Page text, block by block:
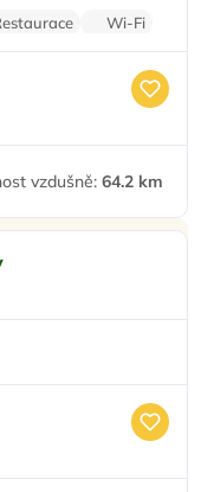
Wi-Fi
vzdušně: 64.2 km